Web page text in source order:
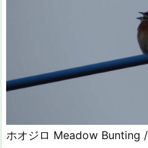
ホオジロ Meadow Bunting